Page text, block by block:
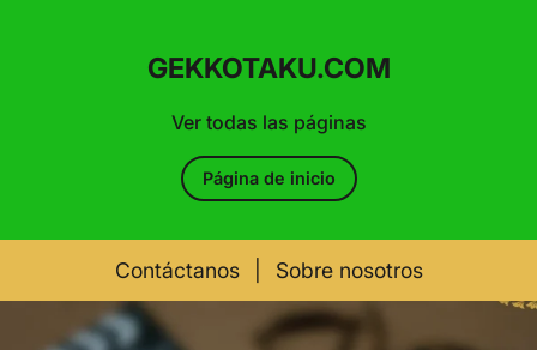
Ver todas las páginas
GEKKOTAKU.COM
Página de inicio
Contáctanos Sobre nosotros